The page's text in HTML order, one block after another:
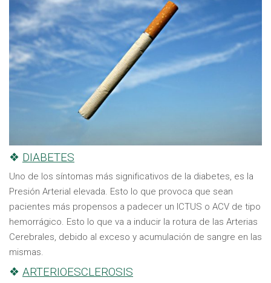
❖ DIABETES
Uno de los síntomas más significativos de la diabetes, es la
Presión Arterial elevada. Esto lo que provoca que sean
pacientes más propensos a padecer un ICTUS o ACV de tipo
hemorrágico. Esto lo que va a inducir la rotura de las Arterias
Cerebrales, debido al exceso y acumulación de sangre en las
mismas.
❖ ARTERIOESCLEROSIS